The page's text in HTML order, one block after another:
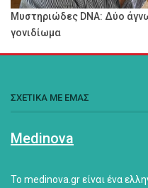
Μυστηριώδες DNA: Δύο
γονιδίωμα
ΣΧΕΤΙΚΑ ΜΕ ΕΜΑΣ
Medinova
Το medinova.gr είναι ένα